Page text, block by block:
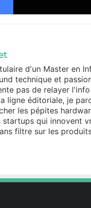
d'un Master en
technique et
pas de relayer
ligne éditoriale, je
les pépites
startups qui innovent
filtre sur les